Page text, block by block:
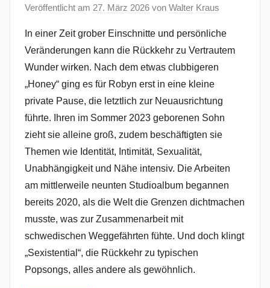
Veröffentlicht am 27. März 2026 von Walter Kraus
In einer Zeit grober Einschnitte und persönliche
Veränderungen kann die Rückkehr zu Vertrautem
Wunder wirken. Nach dem etwas clubbigeren
„Honey“ ging es für Robyn erst in eine kleine
private Pause, die letztlich zur Neuausrichtung
führte. Ihren im Sommer 2023 geborenen Sohn
zieht sie alleine groß, zudem beschäftigten sie
Themen wie Identität, Intimität, Sexualität,
Unabhängigkeit und Nähe intensiv. Die Arbeiten
am mittlerweile neunten Studioalbum begannen
bereits 2020, als die Welt die Grenzen dichtmachen
musste, was zur Zusammenarbeit mit
schwedischen Weggefährten fühte. Und doch klingt
„Sexistential“, die Rückkehr zu typischen
Popsongs, alles andere als gewöhnlich.